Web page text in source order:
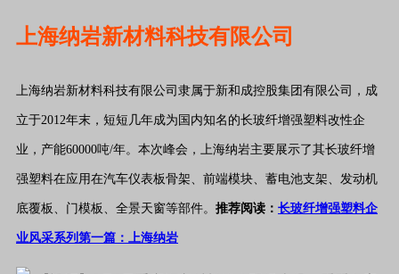
上海纳岩新材料科技有限公司
上海纳岩新材料科技有限公司隶属于新和成控股集团有限公司，成
立于2012年末，短短几年成为国内知名的长玻纤增强塑料改性企
业，产能60000吨/年。本次峰会，上海纳岩主要展示了其长玻纤增
强塑料在应用在汽车仪表板骨架、前端模块、蓄电池支架、发动机
底覆板、门模板、全景天窗等部件。 推荐阅读： 长玻纤增强塑料企
业风采系列第一篇：上海纳岩